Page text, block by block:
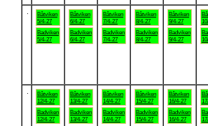
Båtviken
5/4-27
Badviken
5/4-27
Båtviken
6/4-27
Badviken
6/4-27
Båtviken
7/4-27
Badviken
7/4-27
Båtviken
8/4-27
Badviken
8/4-27
Båtviken
9/4-27
Badviken
9/4-27
Båtviken
12/4-27
Badviken
12/4-27
Båtviken
13/4-27
Badviken
13/4-27
Båtviken
14/4-27
Badviken
14/4-27
Båtviken
15/4-27
Badviken
15/4-27
Båtviken
16/4-27
Badviken
16/4-27